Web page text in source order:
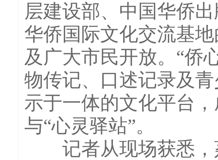
层建设部、中国华侨
华侨国际文化交流基
及广大市民开放。“侨
物传记、口述记录及
示于一体的文化平台
与“心灵驿站”。
记者从现场获悉，